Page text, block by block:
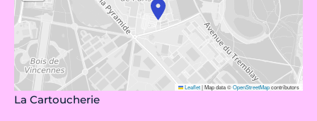
Leaflet|Map data ©OpenStreetMapcontributors
La Cartoucherie